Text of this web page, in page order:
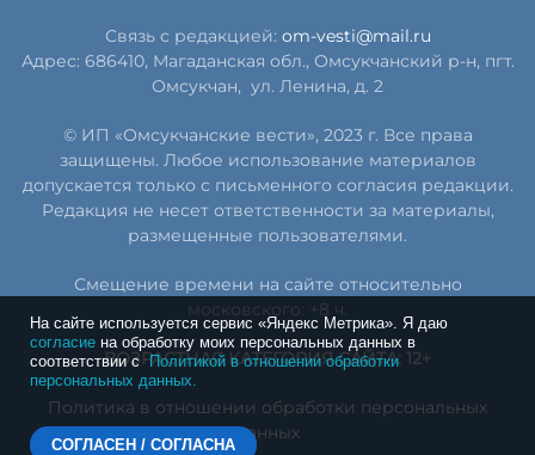
На сайте используется сервис «Яндекс Метрика». Я даю
согласие на обработку моих персональных данных в
соответствии сПолитикой в отношении обработки
персональных данных.
СОГЛАСЕН / СОГЛАСНА
Связь с редакцией: om-vesti@mail.ru
Адрес: 686410, Магаданская обл., Омсукчанский р-н, пгт.
Омсукчан, ул. Ленина, д. 2
© ИП «Омсукчанские вести», 2023 г. Все права
защищены. Любое использование материалов
допускается только с письменного согласия редакции.
Редакция не несет ответственности за материалы,
размещенные пользователями.
Смещение времени на сайте относительно
московского: +8 ч.
ВОЗРАСТНАЯ КАТЕГОРИЯ САЙТА: 12+
Политика в отношении обработки персональных
данных